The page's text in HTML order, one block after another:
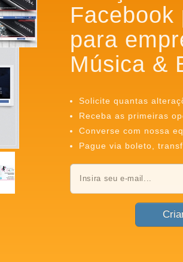
Facebook
para
Música &
Solicite quantas
Receba as primeiras
Converse com nossa
Pague via boleto,